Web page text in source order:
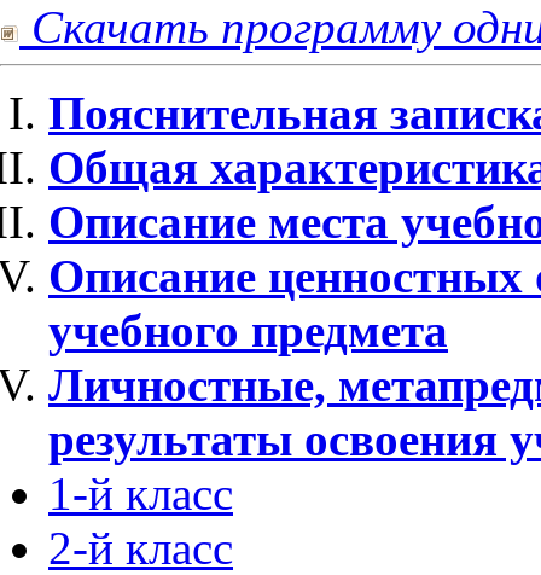
Скачать программу
Пояснительная
Общая
Описание места
Описание ценностных
учебного предмета
Личностные,
результаты освоения
1-й класс
2-й класс